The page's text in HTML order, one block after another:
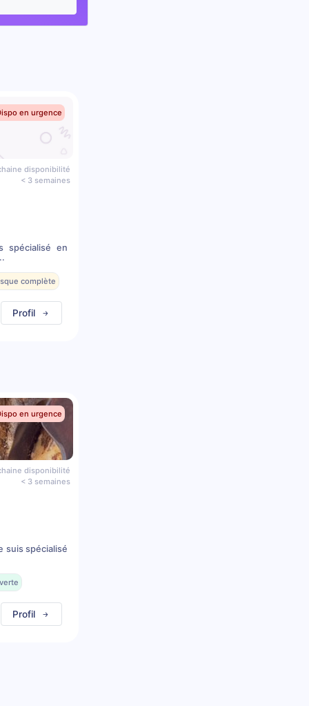
en urgence
disponibilité
< 3 semaines
spécialisé en
complète
Profil
en urgence
disponibilité
< 3 semaines
suis spécialisé
Profil